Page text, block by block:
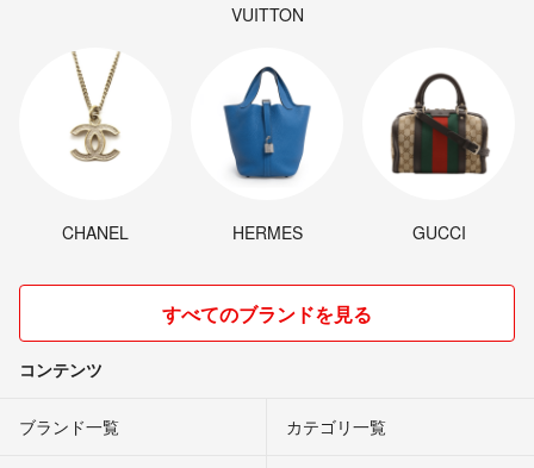
VUITTON
CHANEL HERMES GUCCI
すべてのブランドを見る
コンテンツ
ブランド一覧 カテゴリ一覧